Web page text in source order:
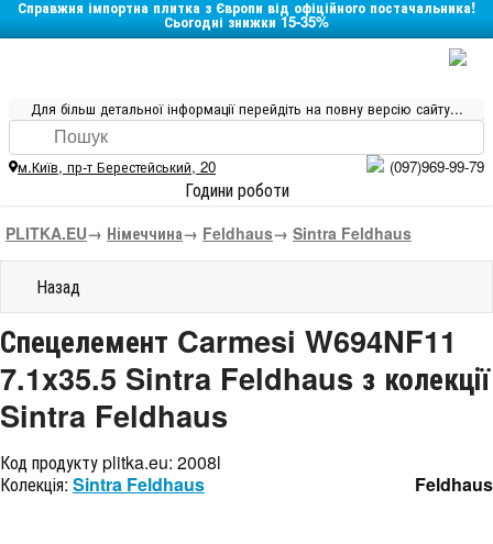
Справжня імпортна плитка з Європи від офіційного постачальника!
Сьогодні знижки 15-35%
Для більш детальної інформації перейдіть на повну версію сайту...
м.Київ, пр-т Берестейський, 20 (097)969-99-79
Години роботи
PLITKA.EU→ Німеччина→ Feldhaus→ Sintra Feldhaus
Назад
Спецелемент Carmesi W694NF11
7.1x35.5 Sintra Feldhaus з колекції
Sintra Feldhaus
Код продукту plitka.eu: 2008l
Колекція: Sintra Feldhaus Feldhaus